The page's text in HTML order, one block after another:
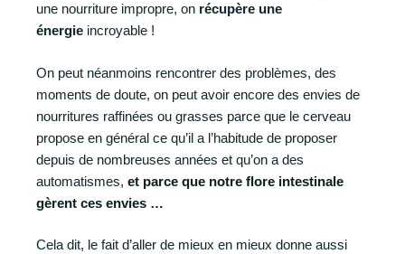
une nourriture impropre, on récupère une
énergie incroyable !
On peut néanmoins rencontrer des problèmes, des
moments de doute, on peut avoir encore des envies de
nourritures raffinées ou grasses parce que le cerveau
propose en général ce qu’il a l’habitude de proposer
depuis de nombreuses années et qu’on a des
automatismes, et parce que notre flore intestinale
gèrent ces envies …
Cela dit, le fait d’aller de mieux en mieux donne aussi